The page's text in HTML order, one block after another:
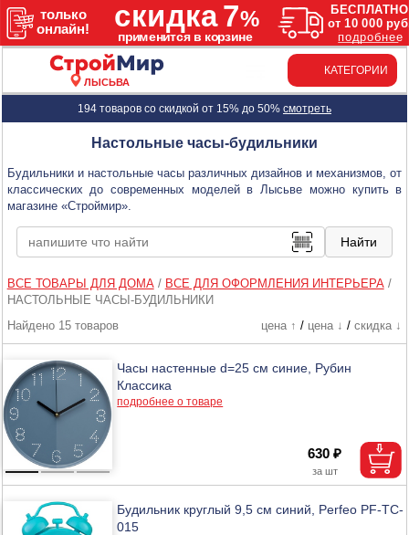
ЛЫСЬВА
КАТЕГОРИИ
194 товаров со скидкой от 15% до 50% смотреть
Настольные часы-будильники
Будильники и настольные часы различных дизайнов и механизмов, от
классических до современных моделей в Лысьве можно купить в
магазине «Строймир».
ВСЕ ТОВАРЫ ДЛЯ ДОМА/ ВСЕ ДЛЯ ОФОРМЛЕНИЯ ИНТЕРЬЕРА/
НАСТОЛЬНЫЕ ЧАСЫ-БУДИЛЬНИКИ
Найдено 15 товаров
цена ↑ / цена ↓ / скидка ↓
Часы настенные d=25 см синие, Рубин
Классика
подробнее о товаре
630 ₽
Будильник круглый 9,5 см синий, Perfeo PF-TC-
015